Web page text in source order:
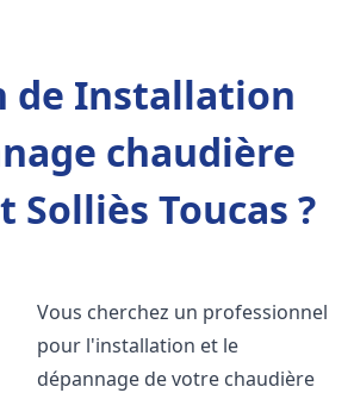
de Installation
chaudière
Solliès Toucas ?
Vous cherchez un professionnel
pour l'installation et le
dépannage de votre chaudière